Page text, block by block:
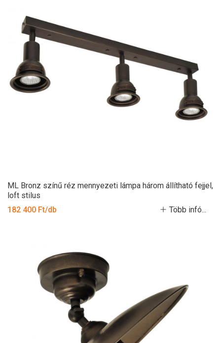
ML Bronz színű réz mennyezeti lámpa három állítható fejjel,
loft stilus
182 400 Ft/db
Több infó...